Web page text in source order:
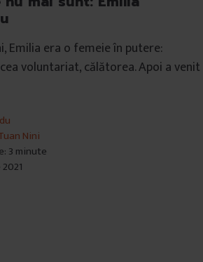
Emilia era o femeie în putere:
voluntariat, călătorea. Apoi a venit
Nini
3 minute